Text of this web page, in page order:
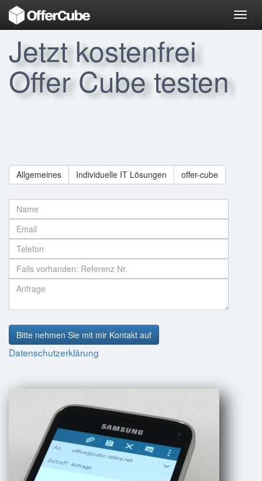
Jetzt kostenfrei
Offer Cube testen
Allgemeines Individuelle IT Lösungen offer-cube
Bitte nehmen Sie mit mir Kontakt auf
Datenschutzerklärung